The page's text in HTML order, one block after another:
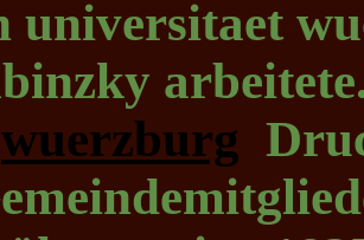
universitaet
wuerzburg